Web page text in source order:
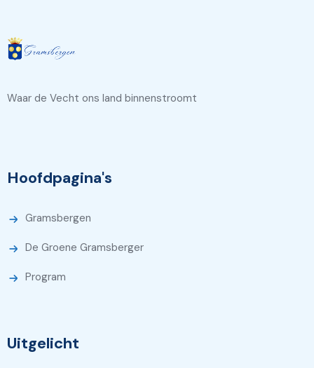
Waar de Vecht ons land binnenstroomt
Hoofdpagina's
Gramsbergen
De Groene Gramsberger
Program
Uitgelicht